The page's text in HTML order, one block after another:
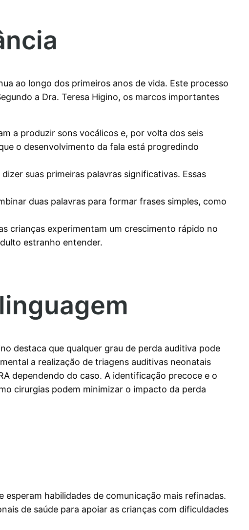
ao longo dos primeiros anos de vida. Este processo
a Dra. Teresa Higino, os marcos importantes
a produzir sons vocálicos e, por volta dos seis
o desenvolvimento da fala está progredindo
suas primeiras palavras significativas. Essas
duas palavras para formar frases simples, como
crianças experimentam um crescimento rápido no
estranho entender.
destaca que qualquer grau de perda auditiva pode
a realização de triagens auditivas neonatais
dependendo do caso. A identificação precoce e o
cirurgias podem minimizar o impacto da perda
habilidades de comunicação mais refinadas.
de saúde para apoiar as crianças com dificuldades